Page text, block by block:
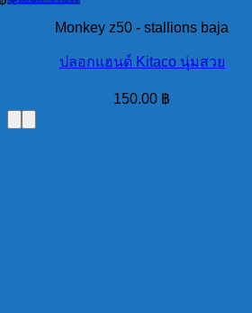
Monkey z50 - stallions baja
ปลอกแฮนด์ Kitaco นุ่มสวย
150.00 ฿